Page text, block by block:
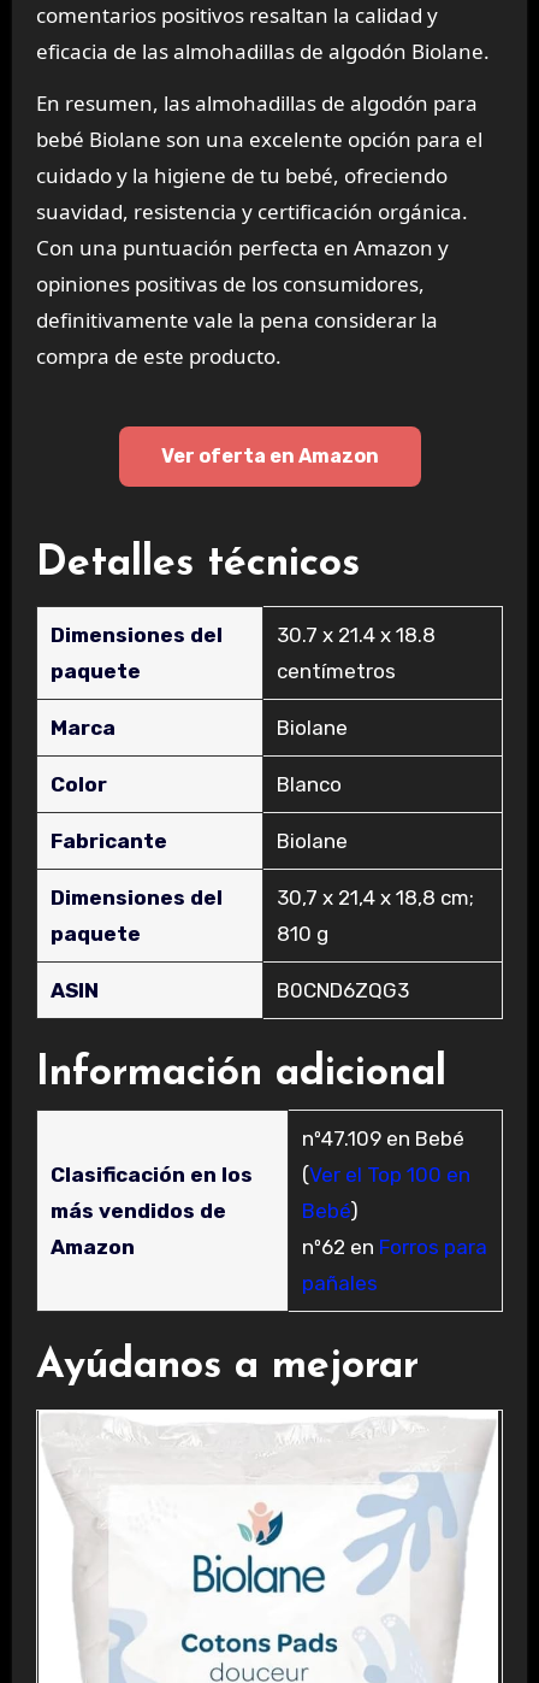
comentarios positivos resaltan la calidad y
eficacia de las almohadillas de algodón Biolane.
En resumen, las almohadillas de algodón para
bebé Biolane son una excelente opción para el
cuidado y la higiene de tu bebé, ofreciendo
suavidad, resistencia y certificación orgánica.
Con una puntuación perfecta en Amazon y
opiniones positivas de los consumidores,
definitivamente vale la pena considerar la
compra de este producto.
Ver oferta en Amazon
Detalles técnicos
Dimensiones del
paquete
‎30.7 x 21.4 x 18.8
centímetros
Marca ‎Biolane
Color ‎Blanco
Fabricante ‎Biolane
Dimensiones del
paquete
‎30,7 x 21,4 x 18,8 cm;
810 g
ASIN ‎B0CND6ZQG3
Información adicional
Clasificación en los
más vendidos de
Amazon
nº47.109 en Bebé
(Ver el Top 100 en
Bebé)
nº62 en Forros para
pañales
Ayúdanos a mejorar